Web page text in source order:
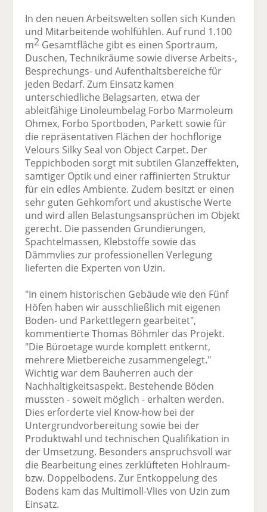
In den neuen Arbeitswelten sollen sich Kunden
und Mitarbeitende wohlfühlen. Auf rund 1.100
m2 Gesamtfläche gibt es einen Sportraum,
Duschen, Technikräume sowie diverse Arbeits-,
Besprechungs- und Aufenthaltsbereiche für
jeden Bedarf. Zum Einsatz kamen
unterschiedliche Belagsarten, etwa der
ableitfähige Linoleumbelag Forbo Marmoleum
Ohmex, Forbo Sportboden, Parkett sowie für
die repräsentativen Flächen der hochflorige
Velours Silky Seal von Object Carpet. Der
Teppichboden sorgt mit subtilen Glanzeffekten,
samtiger Optik und einer raffinierten Struktur
für ein edles Ambiente. Zudem besitzt er einen
sehr guten Gehkomfort und akustische Werte
und wird allen Belastungsansprüchen im Objekt
gerecht. Die passenden Grundierungen,
Spachtelmassen, Klebstoffe sowie das
Dämmvlies zur professionellen Verlegung
lieferten die Experten von Uzin.
"In einem historischen Gebäude wie den Fünf
Höfen haben wir ausschließlich mit eigenen
Boden- und Parkettlegern gearbeitet",
kommentierte Thomas Böhmler das Projekt.
"Die Büroetage wurde komplett entkernt,
mehrere Mietbereiche zusammengelegt."
Wichtig war dem Bauherren auch der
Nachhaltigkeitsaspekt. Bestehende Böden
mussten - soweit möglich - erhalten werden.
Dies erforderte viel Know-how bei der
Untergrundvorbereitung sowie bei der
Produktwahl und technischen Qualifikation in
der Umsetzung. Besonders anspruchsvoll war
die Bearbeitung eines zerklüfteten Hohlraum-
bzw. Doppelbodens. Zur Entkoppelung des
Bodens kam das Multimoll-Vlies von Uzin zum
Einsatz.